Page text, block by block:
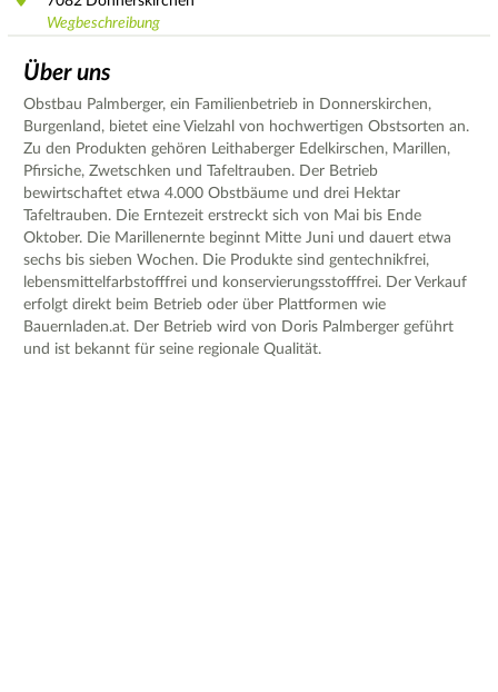
Wegbeschreibung
Über uns
Obstbau Palmberger, ein Familienbetrieb in Donnerskirchen,
Burgenland, bietet eine Vielzahl von hochwertigen Obstsorten an.
Zu den Produkten gehören Leithaberger Edelkirschen, Marillen,
Pfirsiche, Zwetschken und Tafeltrauben. Der Betrieb
bewirtschaftet etwa 4.000 Obstbäume und drei Hektar
Tafeltrauben. Die Erntezeit erstreckt sich von Mai bis Ende
Oktober. Die Marillenernte beginnt Mitte Juni und dauert etwa
sechs bis sieben Wochen. Die Produkte sind gentechnikfrei,
lebensmittelfarbstofffrei und konservierungsstofffrei. Der Verkauf
erfolgt direkt beim Betrieb oder über Plattformen wie
Bauernladen.at. Der Betrieb wird von Doris Palmberger geführt
und ist bekannt für seine regionale Qualität.